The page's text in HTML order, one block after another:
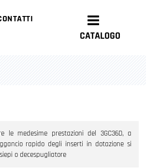
CATALOGO
le medesime prestazioni del 3GC36D, a
rapido degli inserti in dotazione si
o decespugliatore